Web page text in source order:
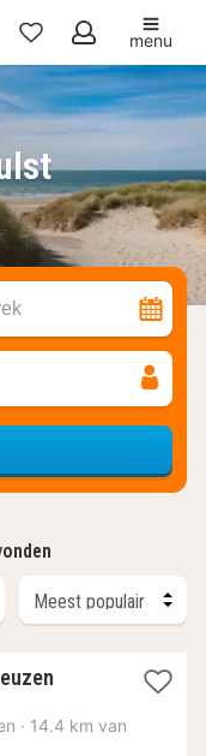
Mijn
favorieten
menu
1
vanaf
· 14.4 km van